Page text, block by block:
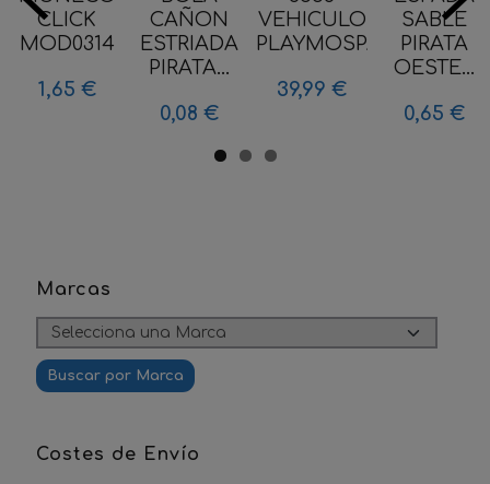
Marcas
Costes de Envío
CLICK
MOD0314
1,65 €
CAÑON
ESTRIADA
PIRATA...
0,08 €
VEHICULO
PLAYMOSPACE...
39,99 €
SABLE
PIRATA
OESTE...
0,65 €